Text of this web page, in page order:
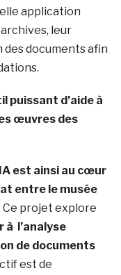
application
leur
documents afin
puissant d’aide à
œuvres des
est ainsi au cœur
entre le musée
Ce projet explore
à l’analyse
de documents
est de